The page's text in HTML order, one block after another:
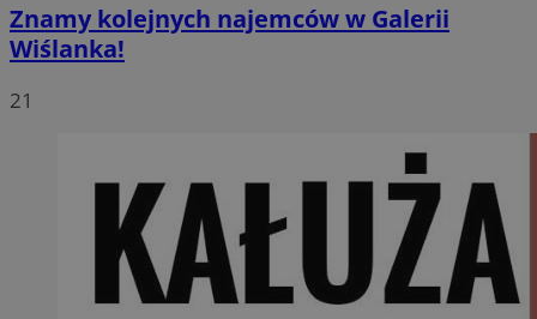
Znamy kolejnych najemców w Galerii
Wiślanka!
21